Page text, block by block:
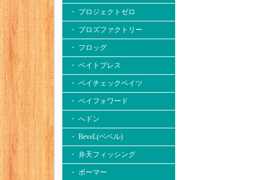
・ プロジェクトゼロ
・ プロズファクトリー
・ フロッグ
・ ベイトブレス
・ ペイチェックベイツ
・ ペイフォワード
・ へドン
・ BeveL(ベベル)
・ 弁天フィッシング
・ ボーマー